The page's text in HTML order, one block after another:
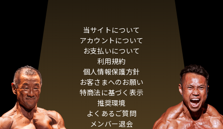
当サイトについて
アカウントについて
お支払いについて
利用規約
個人情報保護方針
お客さまへのお願い
特商法に基づく表示
推奨環境
よくあるご質問
メンバー退会